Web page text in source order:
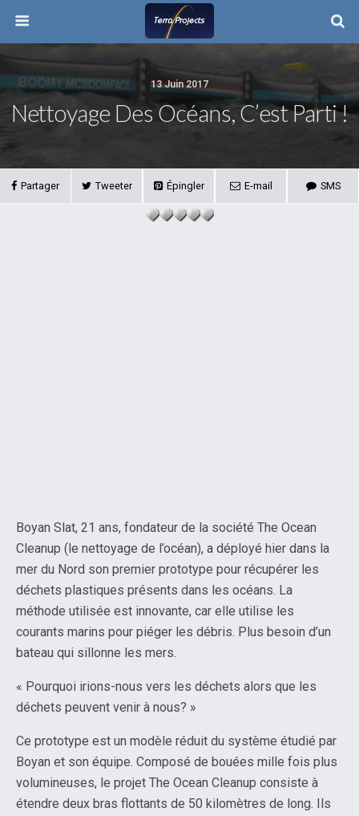
13 Juin 2017
Nettoyage Des Océans, C’est Parti !
Partager Tweeter Épingler E-mail SMS
Boyan Slat, 21 ans, fondateur de la société The Ocean
Cleanup (le nettoyage de l’océan), a déployé hier dans la
mer du Nord son premier prototype pour récupérer les
déchets plastiques présents dans les océans. La
méthode utilisée est innovante, car elle utilise les
courants marins pour piéger les débris. Plus besoin d’un
bateau qui sillonne les mers.
« Pourquoi irions-nous vers les déchets alors que les
déchets peuvent venir à nous? »
Ce prototype est un modèle réduit du système étudié par
Boyan et son équipe. Composé de bouées mille fois plus
volumineuses, le projet The Ocean Cleanup consiste à
étendre deux bras flottants de 50 kilomètres de long. Ils